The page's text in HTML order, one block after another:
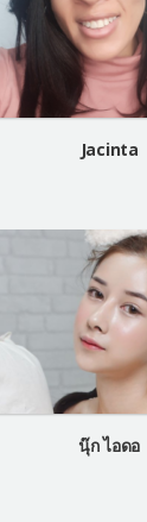
Jacinta
นุ๊ก ไอดอ